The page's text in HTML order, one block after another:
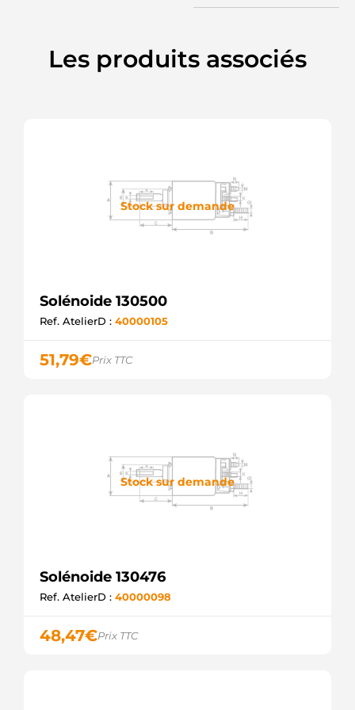
Les produits associés
Stock sur demande
Solénoide 130500
Ref. AtelierD : 40000105
51,79€Prix TTC
Stock sur demande
Solénoide 130476
Ref. AtelierD : 40000098
48,47€Prix TTC